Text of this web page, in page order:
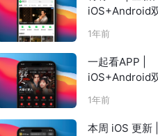
iOS+Android
视（已更新至橘
TV）
1年前
一起看APP |
iOS+Android
新，注册观影
清画质，海量
短剧、吃瓜榜
1年前
本周 iOS 更新